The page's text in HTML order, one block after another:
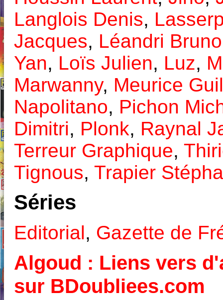
Langlois Denis,
Jacques, Léandri Bruno
Yan, Loïs Julien, Luz,
Marwanny, Meurice
Napolitano, Pichon
Dimitri, Plonk, Raynal
Terreur Graphique,
Tignous, Trapier
Séries
Editorial, Gazette de
Algoud : Liens vers
sur BDoubliees.com